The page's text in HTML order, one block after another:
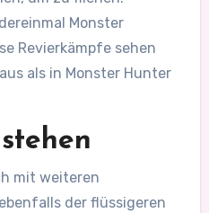
Monster
Revierkämpfe sehen
als in Monster Hunter
mit weiteren
der flüssigeren